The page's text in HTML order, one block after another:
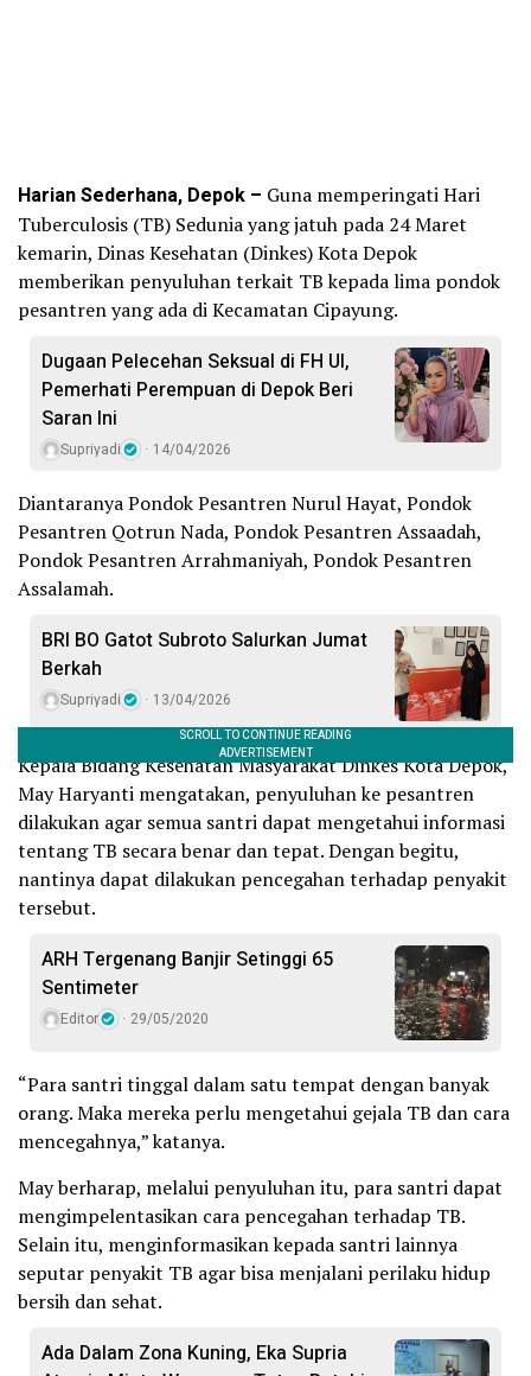
Harian Sederhana, Depok – Guna memperingati Hari
Tuberculosis (TB) Sedunia yang jatuh pada 24 Maret
kemarin, Dinas Kesehatan (Dinkes) Kota Depok
memberikan penyuluhan terkait TB kepada lima pondok
pesantren yang ada di Kecamatan Cipayung.
Dugaan Pelecehan Seksual di FH UI,
Pemerhati Perempuan di Depok Beri
Saran Ini
Supriyadi 14/04/2026
Diantaranya Pondok Pesantren Nurul Hayat, Pondok
Pesantren Qotrun Nada, Pondok Pesantren Assaadah,
Pondok Pesantren Arrahmaniyah, Pondok Pesantren
Assalamah.
BRI BO Gatot Subroto Salurkan Jumat
Berkah
Supriyadi 13/04/2026
Kepala Bidang Kesehatan Masyarakat Dinkes Kota Depok,
May Haryanti mengatakan, penyuluhan ke pesantren
dilakukan agar semua santri dapat mengetahui informasi
tentang TB secara benar dan tepat. Dengan begitu,
nantinya dapat dilakukan pencegahan terhadap penyakit
tersebut.
ARH Tergenang Banjir Setinggi 65
Sentimeter
Editor 29/05/2020
“Para santri tinggal dalam satu tempat dengan banyak
orang. Maka mereka perlu mengetahui gejala TB dan cara
mencegahnya,” katanya.
May berharap, melalui penyuluhan itu, para santri dapat
mengimpelentasikan cara pencegahan terhadap TB.
Selain itu, menginformasikan kepada santri lainnya
seputar penyakit TB agar bisa menjalani perilaku hidup
bersih dan sehat.
Ada Dalam Zona Kuning, Eka Supria